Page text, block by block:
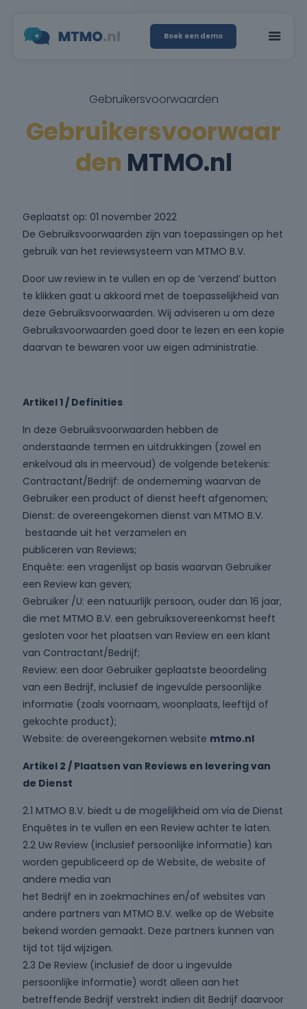
Boek een demo
Gebruikersvoorwaarden
Gebruikersvoorwaar
den MTMO.nl
Geplaatst op: 01 november 2022
De Gebruiksvoorwaarden zijn van toepassingen op het
gebruik van het reviewsysteem van MTMO B.V.
Door uw review in te vullen en op de ‘verzend’ button
te klikken gaat u akkoord met de toepasselijkheid van
deze Gebruiksvoorwaarden. Wij adviseren u om deze
Gebruiksvoorwaarden goed door te lezen en een kopie
daarvan te bewaren voor uw eigen administratie.
Artikel 1 / Definities
In deze Gebruiksvoorwaarden hebben de
onderstaande termen en uitdrukkingen (zowel en
enkelvoud als in meervoud) de volgende betekenis:
Contractant/Bedrijf: de onderneming waarvan de
Gebruiker een product of dienst heeft afgenomen;
Dienst: de overeengekomen dienst van MTMO B.V.
bestaande uit het verzamelen en
publiceren van Reviews;
Enquête: een vragenlijst op basis waarvan Gebruiker
een Review kan geven;
Gebruiker /U: een natuurlijk persoon, ouder dan 16 jaar,
die met MTMO B.V. een gebruiksovereenkomst heeft
gesloten voor het plaatsen van Review en een klant
van Contractant/Bedrijf;
Review: een door Gebruiker geplaatste beoordeling
van een Bedrijf, inclusief de ingevulde persoonlijke
informatie (zoals voornaam, woonplaats, leeftijd of
gekochte product);
Website: de overeengekomen website mtmo.nl
Artikel 2 / Plaatsen van Reviews en levering van
de Dienst
2.1 MTMO B.V. biedt u de mogelijkheid om via de Dienst
Enquêtes in te vullen en een Review achter te laten.
2.2 Uw Review (inclusief persoonlijke informatie) kan
worden gepubliceerd op de Website, de website of
andere media van
het Bedrijf en in zoekmachines en/of websites van
andere partners van MTMO B.V. welke op de Website
bekend worden gemaakt. Deze partners kunnen van
tijd tot tijd wijzigen.
2.3 De Review (inclusief de door u ingevulde
persoonlijke informatie) wordt alleen aan het
betreffende Bedrijf verstrekt indien dit Bedrijf daarvoor